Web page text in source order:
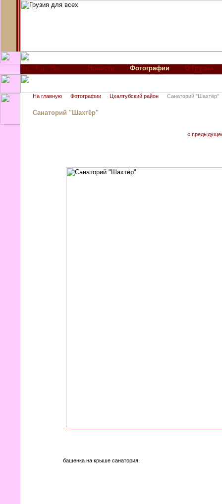
Новости Фотографии О Грузии
На главную Фотографии Цхалтубский район Санаторий "Шахтёр"
Санаторий "Шахтёр"
«
башенка на крыше санатория.